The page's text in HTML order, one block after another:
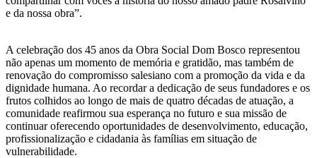
e da nossa obra”.
A celebração dos 45 anos da Obra Social Dom Bosco representou
não apenas um momento de memória e gratidão, mas também de
renovação do compromisso salesiano com a promoção da vida e da
dignidade humana. Ao recordar a dedicação de seus fundadores e os
frutos colhidos ao longo de mais de quatro décadas de atuação, a
comunidade reafirmou sua esperança no futuro e sua missão de
continuar oferecendo oportunidades de desenvolvimento, educação,
profissionalização e cidadania às famílias em situação de
vulnerabilidade.